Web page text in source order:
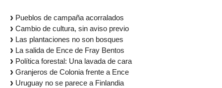
Pueblos de campaña acorralados
Cambio de cultura, sin aviso previo
Las plantaciones no son bosques
La salida de Ence de Fray Bentos
Política forestal: Una lavada de cara
Granjeros de Colonia frente a Ence
Uruguay no se parece a Finlandia